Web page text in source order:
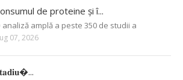
de proteine și î...
analiză amplă a peste 350 de studii a
07, 2026